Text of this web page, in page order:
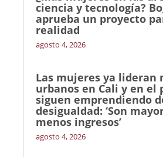
ciencia y tecnología?
aprueba un proyecto
realidad
agosto 4, 2026
Las mujeres ya lideran
urbanos en Cali y en el
siguen emprendiendo
desigualdad: ‘Son
menos ingresos’
agosto 4, 2026